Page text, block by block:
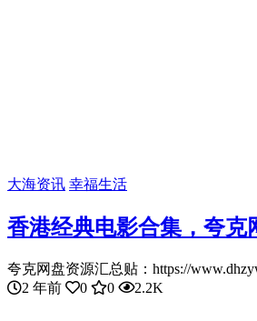
大海资讯 幸福生活
香港经典电影合集，夸克
夸克网盘资源汇总贴：https://
2 年前
0 0 2.2K